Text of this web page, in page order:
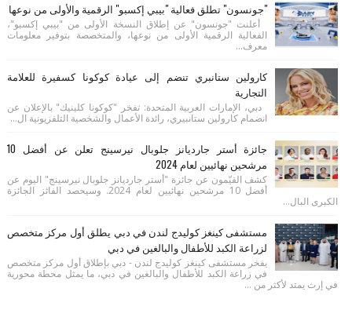
"جونسون" تطلق فعالية "بيبي إكسبو" الرقمية والأولى من نوعها
أعلنت "جونسون" عن إطلاق النسخة الأولى من "بيبي إكسبو"،
الفعالية الرقمية الأولى من نوعها، والمتخصصة بتوفير معلومات
معرف...
كارولين ستانبري تنضم إلى عيادة كوكونا كسفيرة للعلامة
التجارية
دبي، الإمارات العربية المتحدة: تفخر "كوكونا كلينيك" بالإعلان عن
انضمام كارولين ستانبيري، رائدة الأعمال والشخصية التلفزيونية ال...
جائزة أستر جارديانز جلوبال نيرسينج تعلن عن أفضل 10
مرشحين نهائيين لعام 2024
كشف القيّمون عن جائزة "أستر جارديانز جلوبال نيرسينج" اليوم عن
أفضل 10 مرشحين نهائيين لعام 2024. وسيحصد الفائز الجائزة
الكبرى البال...
مستشفى كينغز كوليدج لندن في دبي يطلق أول مركز متخصص
لزراعة الكبد للأطفال والبالغين في دبي
يفخر مستشفى كينغز كوليدج لندن - دبي بإطلاق أول مركز متخصص
في زراعة الكبد للأطفال والبالغين في دبي، ما يمثل محطة محورية
في إرث يمتد لأكثر من ...